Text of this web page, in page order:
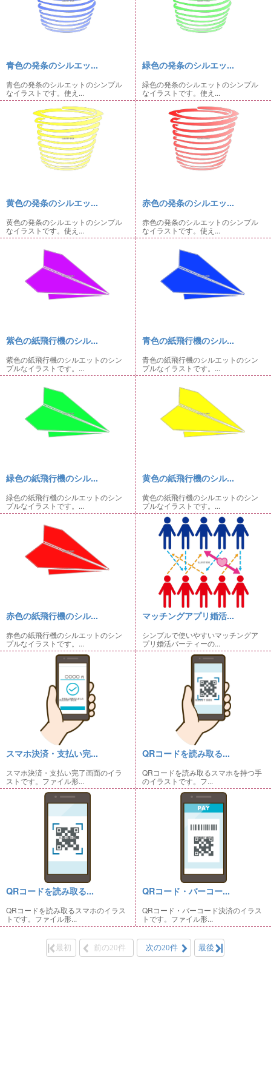
青色の発条のシルエッ...
青色の発条のシルエットのシンプル
なイラストです。使え...
緑色の発条のシルエッ...
緑色の発条のシルエットのシンプル
なイラストです。使え...
黄色の発条のシルエッ...
黄色の発条のシルエットのシンプル
なイラストです。使え...
赤色の発条のシルエッ...
赤色の発条のシルエットのシンプル
なイラストです。使え...
紫色の紙飛行機のシル...
紫色の紙飛行機のシルエットのシン
プルなイラストです。...
青色の紙飛行機のシル...
青色の紙飛行機のシルエットのシン
プルなイラストです。...
緑色の紙飛行機のシル...
緑色の紙飛行機のシルエットのシン
プルなイラストです。...
黄色の紙飛行機のシル...
黄色の紙飛行機のシルエットのシン
プルなイラストです。...
赤色の紙飛行機のシル...
赤色の紙飛行機のシルエットのシン
プルなイラストです。...
マッチングアプリ婚活...
シンプルで使いやすいマッチングア
プリ婚活パーティーの...
スマホ決済・支払い完...
スマホ決済・支払い完了画面のイラ
ストです。ファイル形...
QRコードを読み取る...
QRコードを読み取るスマホを持つ手
のイラストです。フ...
QRコードを読み取る...
QRコードを読み取るスマホのイラス
トです。ファイル形...
QRコード・バーコー...
QRコード・バーコード決済のイラス
トです。ファイル形...
最初 前の20件 次の20件 最後